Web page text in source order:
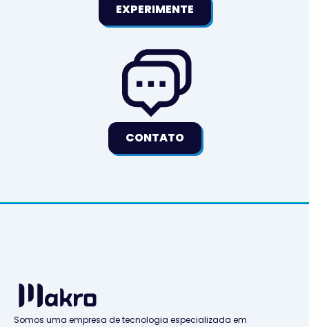
EXPERIMENTE
CONTATO
Somos uma empresa de tecnologia especializada em